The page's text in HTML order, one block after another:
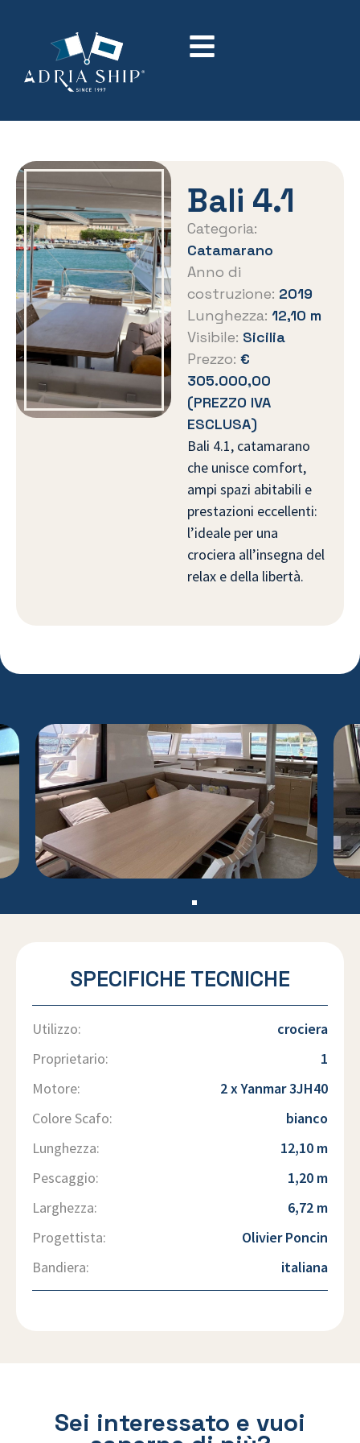
Bali 4.1
Categoria:
Catamarano
Anno di
costruzione: 2019
Lunghezza: 12,10 m
Visibile: Sicilia
Prezzo: €
305.000,00
(PREZZO IVA
ESCLUSA)
Bali 4.1, catamarano
che unisce comfort,
ampi spazi abitabili e
prestazioni eccellenti:
l’ideale per una
crociera all’insegna del
relax e della libertà.
SPECIFICHE TECNICHE
Utilizzo:
crociera
Proprietario:
1
Motore:
2 x Yanmar 3JH40
Colore Scafo:
bianco
Lunghezza:
12,10 m
Pescaggio:
1,20 m
Larghezza:
6,72 m
Progettista:
Olivier Poncin
Bandiera:
italiana
Sei interessato e vuoi